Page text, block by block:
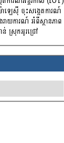
ឡេស៊ី ចុះសង្កេតការណ៍
រាយការណ៍ អំពីស្ថានភាព
ន់ ស្រុកអូរជ្រៅ